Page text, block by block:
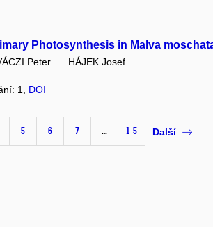
Photosynthesis in Malva
Peter
HÁJEK Josef
1, DOI
5 6 7 … 15 Další